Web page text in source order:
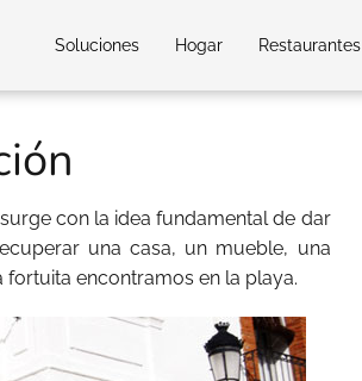
Soluciones Hogar Restaurantes
con la idea fundamental de dar
una casa, un mueble, una
encontramos en la playa.